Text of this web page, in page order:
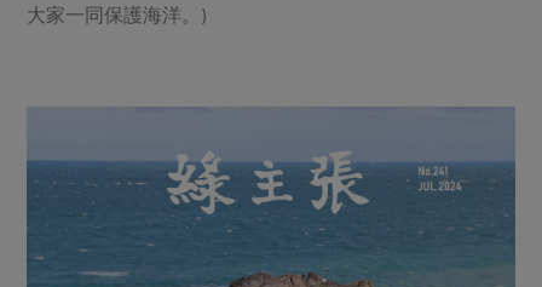
大家一同保護海洋。)